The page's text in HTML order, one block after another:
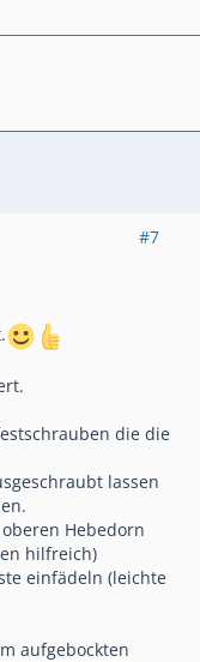
#7
die die
lassen
Hebedorn
hilfreich)
einfädeln (leichte
aufgebockten